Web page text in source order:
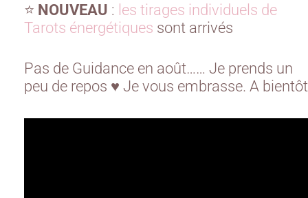
⭐️ NOUVEAU : les tirages individuels de
Tarots énergétiques sont arrivés
Pas de Guidance en août…… Je prends un
peu de repos ♥ Je vous embrasse. A